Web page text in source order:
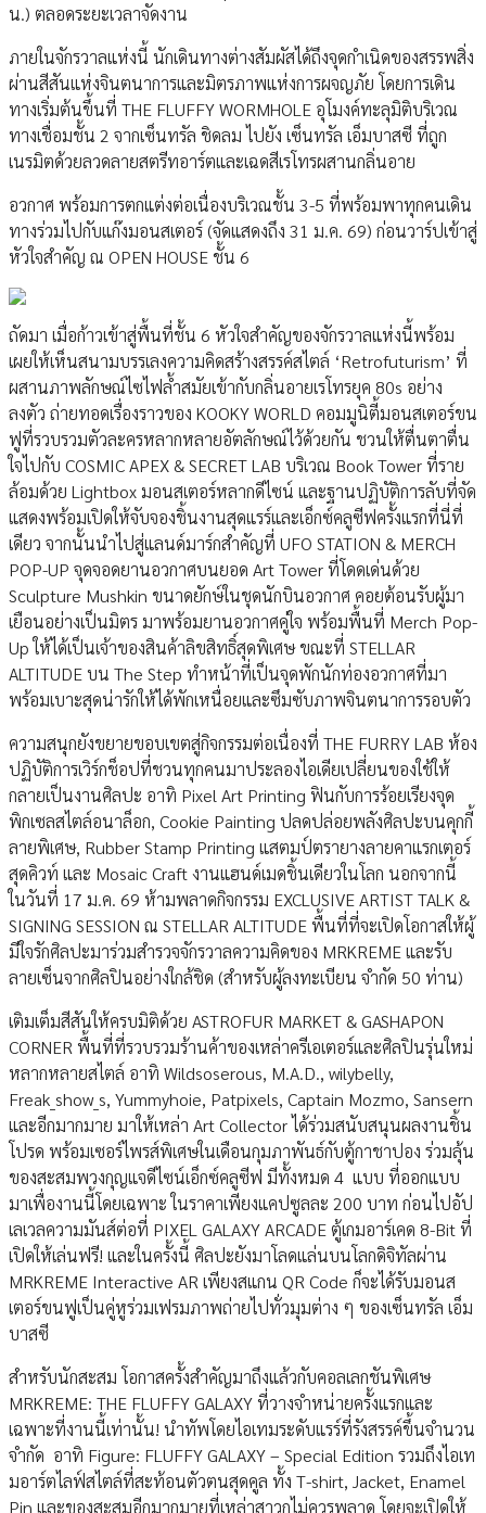
น.) ตลอดระยะเวลาจัดงาน
ภายในจักรวาลแห่งนี้ นักเดินทางต่างสัมผัสได้ถึงจุดกำเนิดของสรรพสิ่ง
ผ่านสีสันแห่งจินตนาการและมิตรภาพแห่งการผจญภัย โดยการเดิน
ทางเริ่มต้นขึ้นที่ THE FLUFFY WORMHOLE อุโมงค์ทะลุมิติบริเวณ
ทางเชื่อมชั้น 2 จากเซ็นทรัล ชิดลม ไปยัง เซ็นทรัล เอ็มบาสซี ที่ถูก
เนรมิตด้วยลวดลายสตรีทอาร์ตและเฉดสีเรโทรผสานกลิ่นอาย
อวกาศ พร้อมการตกแต่งต่อเนื่องบริเวณชั้น 3-5 ที่พร้อมพาทุกคนเดิน
ทางร่วมไปกับแก๊งมอนสเตอร์ (จัดแสดงถึง 31 ม.ค. 69) ก่อนวาร์ปเข้าสู่
หัวใจสำคัญ ณ OPEN HOUSE ชั้น 6
ถัดมา เมื่อก้าวเข้าสู่พื้นที่ชั้น 6 หัวใจสำคัญของจักรวาลแห่งนี้พร้อม
เผยให้เห็นสนามบรรเลงความคิดสร้างสรรค์สไตล์ ‘Retrofuturism’ ที่
ผสานภาพลักษณ์ไซไฟล้ำสมัยเข้ากับกลิ่นอายเรโทรยุค 80s อย่าง
ลงตัว ถ่ายทอดเรื่องราวของ KOOKY WORLD คอมมูนิตี้มอนสเตอร์ขน
ฟูที่รวบรวมตัวละครหลากหลายอัตลักษณ์ไว้ด้วยกัน ชวนให้ตื่นตาตื่น
ใจไปกับ COSMIC APEX & SECRET LAB บริเวณ Book Tower ที่ราย
ล้อมด้วย Lightbox มอนสเตอร์หลากดีไซน์ และฐานปฏิบัติการลับที่จัด
แสดงพร้อมเปิดให้จับจองชิ้นงานสุดแรร์และเอ็กซ์คลูซีฟครั้งแรกที่นี่ที่
เดียว จากนั้นนำไปสู่แลนด์มาร์กสำคัญที่ UFO STATION & MERCH
POP-UP จุดจอดยานอวกาศบนยอด Art Tower ที่โดดเด่นด้วย
Sculpture Mushkin ขนาดยักษ์ในชุดนักบินอวกาศ คอยต้อนรับผู้มา
เยือนอย่างเป็นมิตร มาพร้อมยานอวกาศคู่ใจ พร้อมพื้นที่ Merch Pop-
Up ให้ได้เป็นเจ้าของสินค้าลิขสิทธิ์สุดพิเศษ ขณะที่ STELLAR
ALTITUDE บน The Step ทำหน้าที่เป็นจุดพักนักท่องอวกาศที่มา
พร้อมเบาะสุดน่ารักให้ได้พักเหนื่อยและซึมซับภาพจินตนาการรอบตัว
ความสนุกยังขยายขอบเขตสู่กิจกรรมต่อเนื่องที่ THE FURRY LAB ห้อง
ปฏิบัติการเวิร์กช็อปที่ชวนทุกคนมาประลองไอเดียเปลี่ยนของใช้ให้
กลายเป็นงานศิลปะ อาทิ Pixel Art Printing ฟินกับการร้อยเรียงจุด
พิกเซลสไตล์อนาล็อก, Cookie Painting ปลดปล่อยพลังศิลปะบนคุกกี้
ลายพิเศษ, Rubber Stamp Printing แสตมป์ตรายางลายคาแรกเตอร์
สุดคิวท์ และ Mosaic Craft งานแฮนด์เมดชิ้นเดียวในโลก นอกจากนี้
ในวันที่ 17 ม.ค. 69 ห้ามพลาดกิจกรรม EXCLUSIVE ARTIST TALK &
SIGNING SESSION ณ STELLAR ALTITUDE พื้นที่ที่จะเปิดโอกาสให้ผู้
มีใจรักศิลปะมาร่วมสำรวจจักรวาลความคิดของ MRKREME และรับ
ลายเซ็นจากศิลปินอย่างใกล้ชิด (สำหรับผู้ลงทะเบียน จำกัด 50 ท่าน)
เติมเต็มสีสันให้ครบมิติด้วย ASTROFUR MARKET & GASHAPON
CORNER พื้นที่ที่รวบรวมร้านค้าของเหล่าครีเอเตอร์และศิลปินรุ่นใหม่
หลากหลายสไตล์ อาทิ Wildsoserous, M.A.D., wilybelly,
Freak_show_s, Yummyhoie, Patpixels, Captain Mozmo, Sansern
และอีกมากมาย มาให้เหล่า Art Collector ได้ร่วมสนับสนุนผลงานชิ้น
โปรด พร้อมเซอร์ไพรส์พิเศษในเดือนกุมภาพันธ์กับตู้กาชาปอง ร่วมลุ้น
ของสะสมพวงกุญแจดีไซน์เอ็กซ์คลูซีฟ มีทั้งหมด 4 แบบ ที่ออกแบบ
มาเพื่องานนี้โดยเฉพาะ ในราคาเพียงแคปซูลละ 200 บาท ก่อนไปอัป
เลเวลความมันส์ต่อที่ PIXEL GALAXY ARCADE ตู้เกมอาร์เคด 8-Bit ที่
เปิดให้เล่นฟรี! และในครั้งนี้ ศิลปะยังมาโลดแล่นบนโลกดิจิทัลผ่าน
MRKREME Interactive AR เพียงสแกน QR Code ก็จะได้รับมอนส
เตอร์ขนฟูเป็นคู่หูร่วมเฟรมภาพถ่ายไปทั่วมุมต่าง ๆ ของเซ็นทรัล เอ็ม
บาสซี
สำหรับนักสะสม โอกาสครั้งสำคัญมาถึงแล้วกับคอลเลกชันพิเศษ
MRKREME: THE FLUFFY GALAXY ที่วางจำหน่ายครั้งแรกและ
เฉพาะที่งานนี้เท่านั้น! นำทัพโดยไอเทมระดับแรร์ที่รังสรรค์ขึ้นจำนวน
จำกัด อาทิ Figure: FLUFFY GALAXY – Special Edition รวมถึงไอเท
มอาร์ตไลฟ์สไตล์ที่สะท้อนตัวตนสุดคูล ทั้ง T-shirt, Jacket, Enamel
Pin และของสะสมอีกมากมายที่เหล่าสาวกไม่ควรพลาด โดยจะเปิดให้